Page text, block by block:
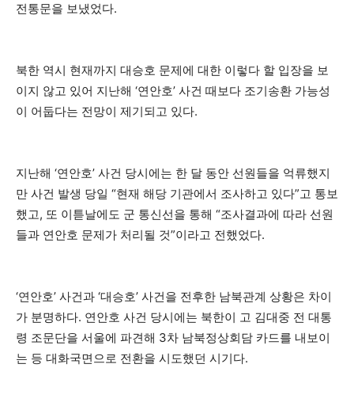
전통문을 보냈었다.
북한 역시 현재까지 대승호 문제에 대한 이렇다 할 입장을 보
이지 않고 있어 지난해 ‘연안호’ 사건 때보다 조기송환 가능성
이 어둡다는 전망이 제기되고 있다.
지난해 ‘연안호’ 사건 당시에는 한 달 동안 선원들을 억류했지
만 사건 발생 당일 “현재 해당 기관에서 조사하고 있다”고 통보
했고, 또 이튿날에도 군 통신선을 통해 “조사결과에 따라 선원
들과 연안호 문제가 처리될 것”이라고 전했었다.
‘연안호’ 사건과 ‘대승호’ 사건을 전후한 남북관계 상황은 차이
가 분명하다. 연안호 사건 당시에는 북한이 고 김대중 전 대통
령 조문단을 서울에 파견해 3차 남북정상회담 카드를 내보이
는 등 대화국면으로 전환을 시도했던 시기다.